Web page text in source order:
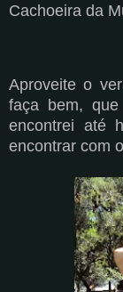
Cachoeira da
Aproveite o
faça bem,
encontrei até
encontrar com